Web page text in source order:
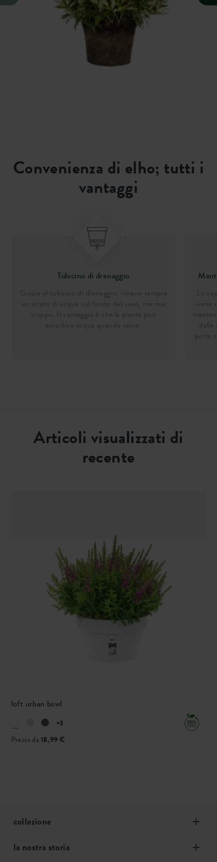
Convenienza di elho; tutti i
vantaggi
Tubicino di drenaggio
Grazie al tubicino di drenaggio, rimane sempre
un strato di acqua sul fondo del vaso, ma mai
troppo. Il vantaggio è che la pianta può
assorbire acqua quando serve.
Lo
viene
dalle
porta
Articoli visualizzati di
recente
loft urban bowl
+3
Prezzo da 18,99 €
collezione
la nostra storia